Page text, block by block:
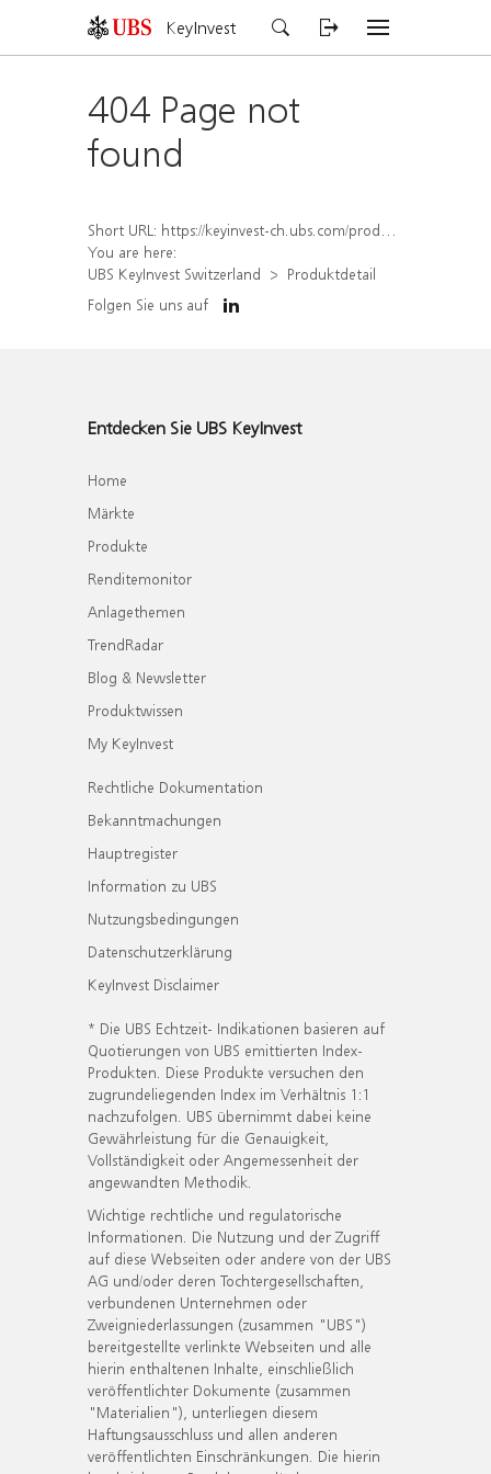
KeyInvest
404 Page not
found
Short URL: https://keyinvest-ch.ubs.com/produkt/detail/index/isin/CH1570502489
You are here:
UBS KeyInvest Switzerland
Produktdetail
Folgen Sie uns auf
Entdecken Sie UBS KeyInvest
Home
Märkte
Produkte
Renditemonitor
Anlagethemen
TrendRadar
Blog & Newsletter
Produktwissen
My KeyInvest
Rechtliche Dokumentation
Bekanntmachungen
Hauptregister
Information zu UBS
Nutzungsbedingungen
Datenschutzerklärung
KeyInvest Disclaimer
* Die UBS Echtzeit- Indikationen basieren auf
Quotierungen von UBS emittierten Index-
Produkten. Diese Produkte versuchen den
zugrundeliegenden Index im Verhältnis 1:1
nachzufolgen. UBS übernimmt dabei keine
Gewährleistung für die Genauigkeit,
Vollständigkeit oder Angemessenheit der
angewandten Methodik.
Wichtige rechtliche und regulatorische
Informationen. Die Nutzung und der Zugriff
auf diese Webseiten oder andere von der UBS
AG und/oder deren Tochtergesellschaften,
verbundenen Unternehmen oder
Zweigniederlassungen (zusammen "UBS")
bereitgestellte verlinkte Webseiten und alle
hierin enthaltenen Inhalte, einschließlich
veröffentlichter Dokumente (zusammen
"Materialien"), unterliegen diesem
Haftungsausschluss und allen anderen
veröffentlichten Einschränkungen. Die hierin